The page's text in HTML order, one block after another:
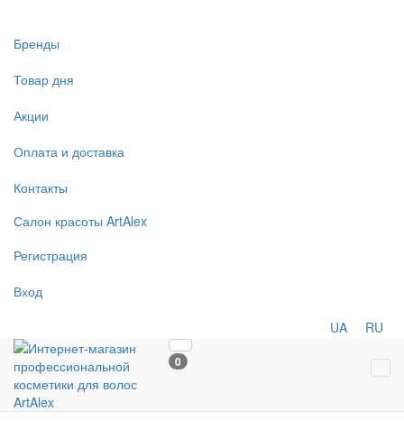
Бренды
Товар дня
Акции
Оплата и доставка
Контакты
Салон красоты ArtAlex
Регистрация
Вход
UA RU
0